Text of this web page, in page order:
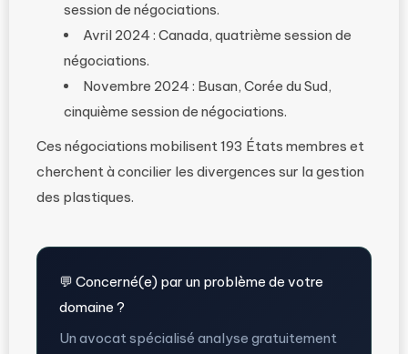
session de négociations.
Avril 2024 : Canada, quatrième session de
négociations.
Novembre 2024 : Busan, Corée du Sud,
cinquième session de négociations.
Ces négociations mobilisent 193 États membres et
cherchent à concilier les divergences sur la gestion
des plastiques.
💬 Concerné(e) par un problème de votre
domaine ?
Un avocat spécialisé analyse gratuitement